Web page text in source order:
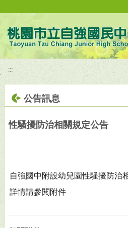
:::
公告訊息
性騷擾防治相關規定公告
自強國中附設幼兒園性騷擾防治
詳情請參閱附件